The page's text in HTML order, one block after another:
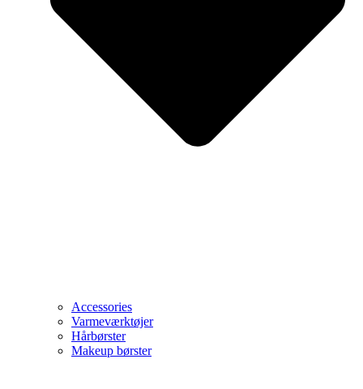
Accessories
Varmeværktøjer
Hårbørster
Makeup børster